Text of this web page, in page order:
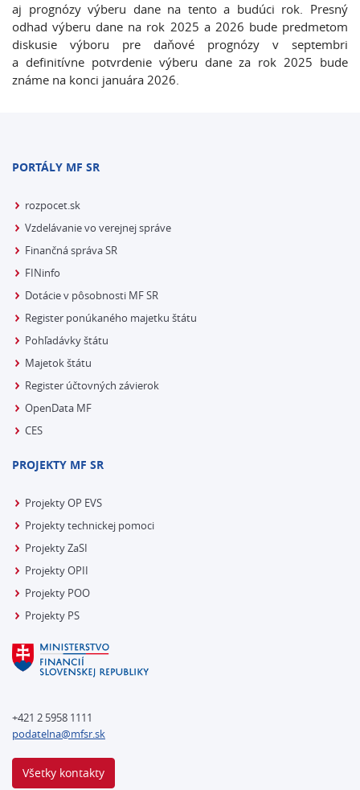
aj prognózy výberu dane na tento a budúci rok. Presný
odhad výberu dane na rok 2025 a 2026 bude predmetom
diskusie výboru pre daňové prognózy v septembri
a definitívne potvrdenie výberu dane za rok 2025 bude
známe na konci januára 2026.
PORTÁLY MF SR
rozpocet.sk
Vzdelávanie vo verejnej správe
Finančná správa SR
FINinfo
Dotácie v pôsobnosti MF SR
Register ponúkaného majetku štátu
Pohľadávky štátu
Majetok štátu
Register účtovných závierok
OpenData MF
CES
PROJEKTY MF SR
Projekty OP EVS
Projekty technickej pomoci
Projekty ZaSI
Projekty OPII
Projekty POO
Projekty PS
+421 2 5958 1111
podatelna@mfsr.sk
Všetky kontakty